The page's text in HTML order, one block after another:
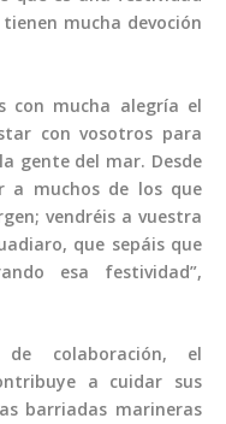
mucha devoción
con mucha alegría el
con vosotros para
gente del mar. Desde
a muchos de los que
vendréis a vuestra
que sepáis que
esa festividad”,
colaboración, el
a cuidar sus
barriadas marineras